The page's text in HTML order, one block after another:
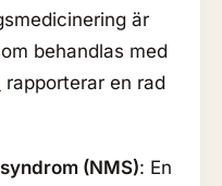
är
behandlas med
rapporterar en rad
(NMS): En